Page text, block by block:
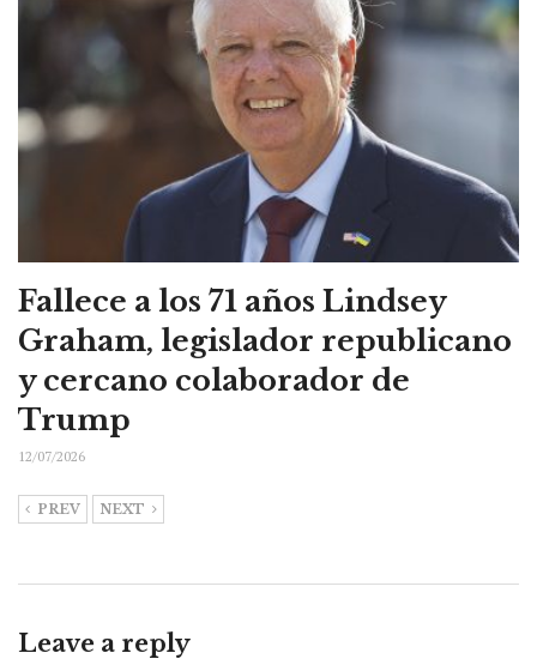
Fallece a los 71 años Lindsey
Graham, legislador republicano
y cercano colaborador de
Trump
12/07/2026
PREV NEXT
Leave a reply